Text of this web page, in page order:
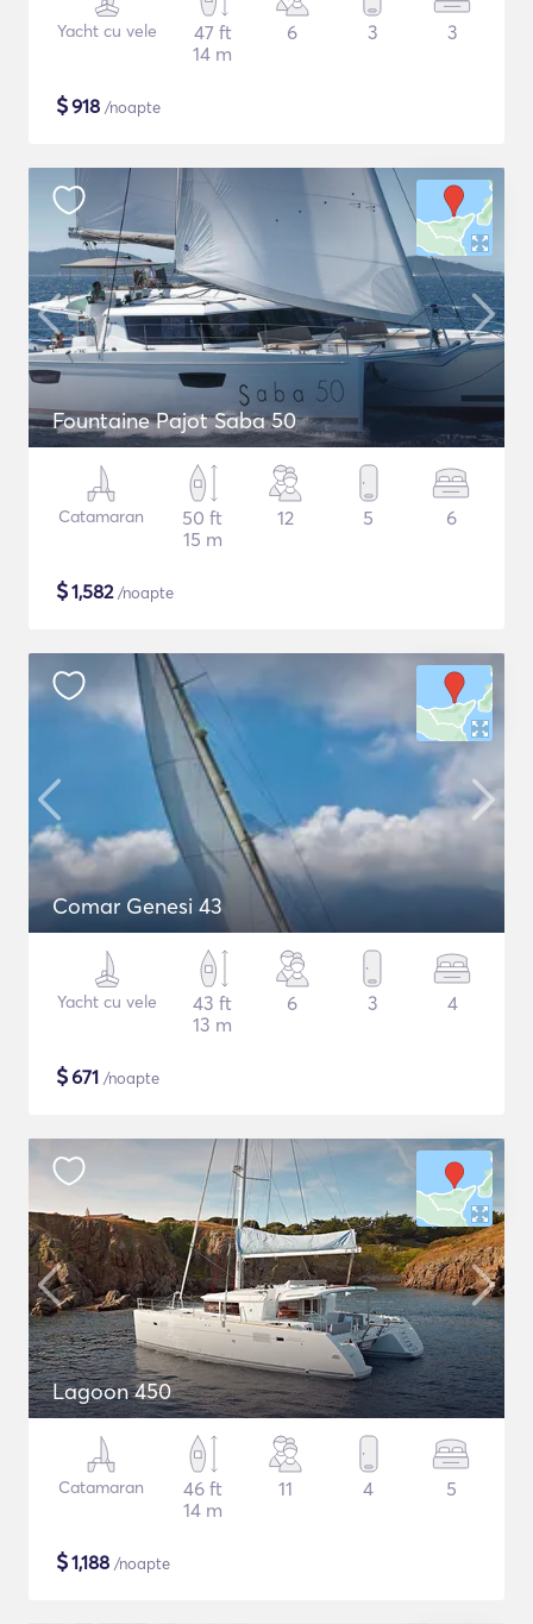
Yacht cu vele
47 ft
14 m
6 3 3
$918 /noapte
Fountaine Pajot Saba 50
Catamaran
50 ft
15 m
12 5 6
$1,582/noapte
Comar Genesi 43
Yacht cu vele
43 ft
13 m
6 3 4
$671 /noapte
Lagoon 450
Catamaran
46 ft
14 m
11 4 5
$1,188 /noapte